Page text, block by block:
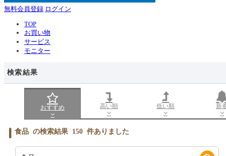
無料会員登録 ログイン
TOP
お買い物
サービス
モニター
検索結果
おすすめ 高い順 低い順 新
食品 の検索結果 150 件ありました